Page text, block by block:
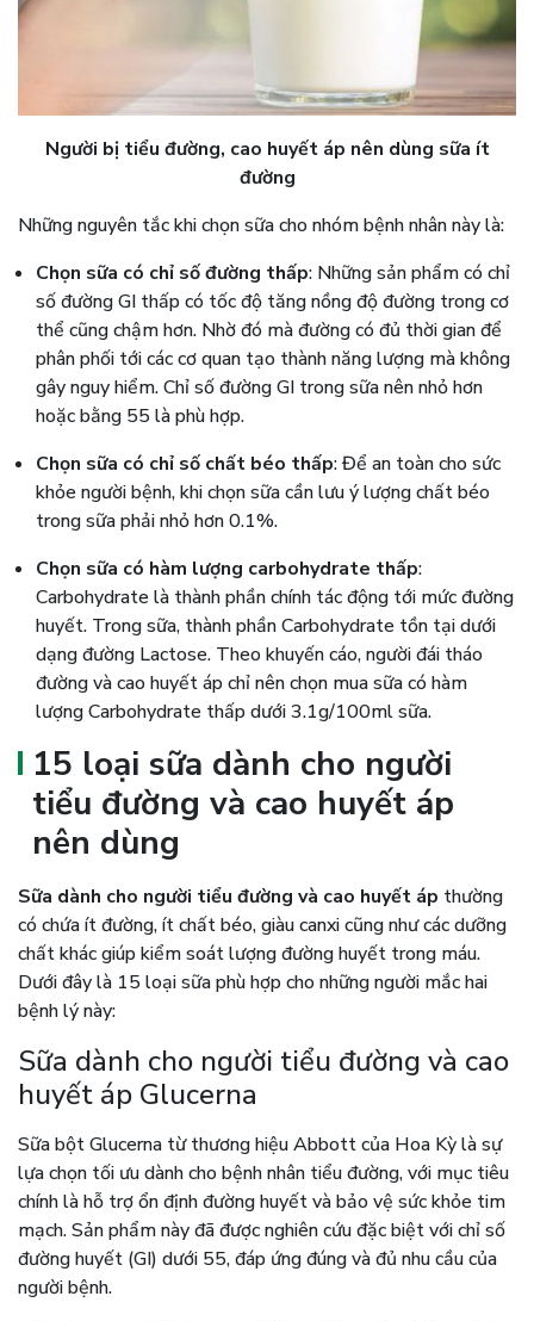
Người bị tiểu đường, cao huyết áp nên dùng sữa ít
đường
Những nguyên tắc khi chọn sữa cho nhóm bệnh nhân này là:
Chọn sữa có chỉ số đường thấp: Những sản phẩm có chỉ
số đường GI thấp có tốc độ tăng nồng độ đường trong cơ
thể cũng chậm hơn. Nhờ đó mà đường có đủ thời gian để
phân phối tới các cơ quan tạo thành năng lượng mà không
gây nguy hiểm. Chỉ số đường GI trong sữa nên nhỏ hơn
hoặc bằng 55 là phù hợp.
Chọn sữa có chỉ số chất béo thấp: Để an toàn cho sức
khỏe người bệnh, khi chọn sữa cần lưu ý lượng chất béo
trong sữa phải nhỏ hơn 0.1%.
Chọn sữa có hàm lượng carbohydrate thấp:
Carbohydrate là thành phần chính tác động tới mức đường
huyết. Trong sữa, thành phần Carbohydrate tồn tại dưới
dạng đường Lactose. Theo khuyến cáo, người đái tháo
đường và cao huyết áp chỉ nên chọn mua sữa có hàm
lượng Carbohydrate thấp dưới 3.1g/100ml sữa.
15 loại sữa dành cho người
tiểu đường và cao huyết áp
nên dùng
Sữa dành cho người tiểu đường và cao huyết áp thường
có chứa ít đường, ít chất béo, giàu canxi cũng như các dưỡng
chất khác giúp kiểm soát lượng đường huyết trong máu.
Dưới đây là 15 loại sữa phù hợp cho những người mắc hai
bệnh lý này:
Sữa dành cho người tiểu đường và cao
huyết áp Glucerna
Sữa bột Glucerna từ thương hiệu Abbott của Hoa Kỳ là sự
lựa chọn tối ưu dành cho bệnh nhân tiểu đường, với mục tiêu
chính là hỗ trợ ổn định đường huyết và bảo vệ sức khỏe tim
mạch. Sản phẩm này đã được nghiên cứu đặc biệt với chỉ số
đường huyết (GI) dưới 55, đáp ứng đúng và đủ nhu cầu của
người bệnh.